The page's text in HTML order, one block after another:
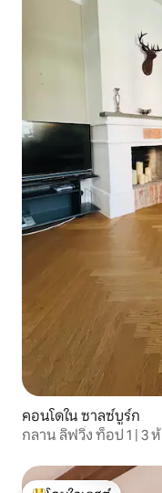
คอนโดใน ซาลซ์บูร์ก
กลาน ลิฟวิ่ง ท็อป 1 | 3